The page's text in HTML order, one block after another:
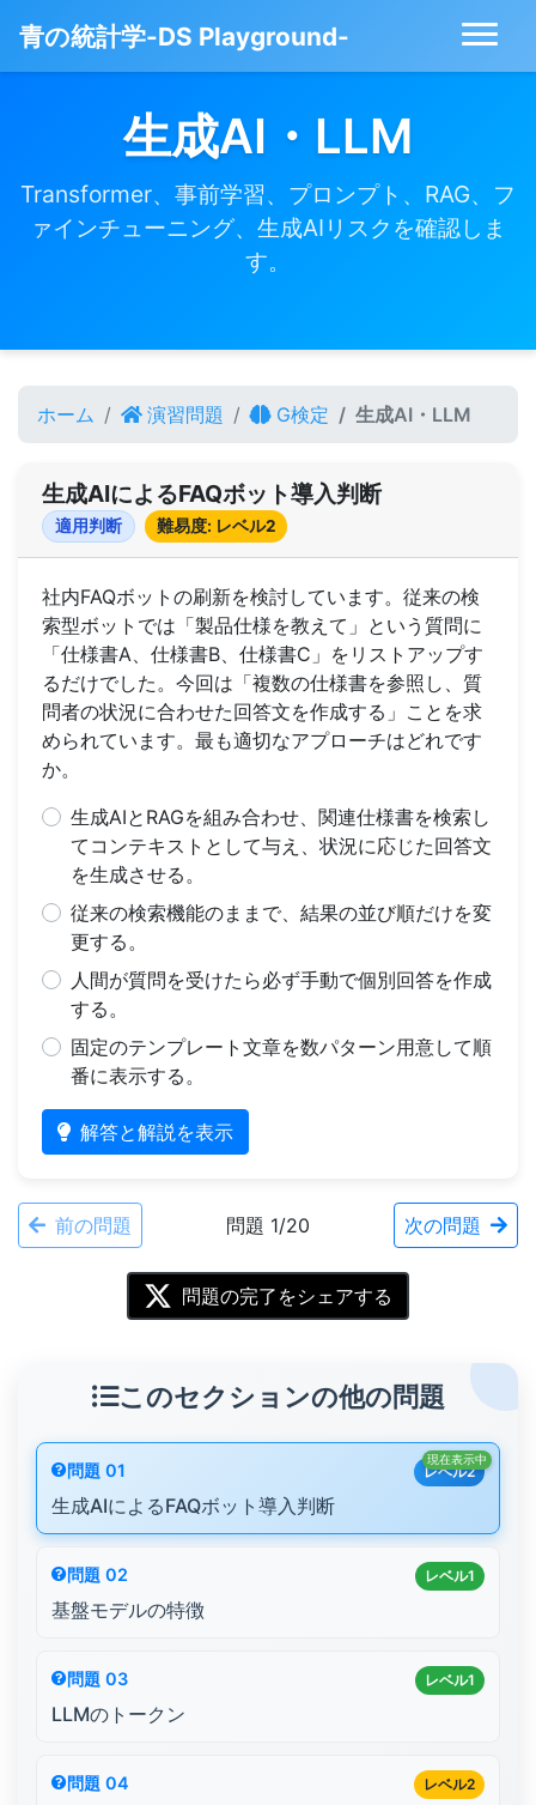
青の統計学-DS Playground-
生成AI・LLM
Transformer、事前学習、プロンプト、RAG、フ
ァインチューニング、生成AIリスクを確認しま
す。
ホーム 演習問題 G検定 生成AI・LLM
生成AIによるFAQボット導入判断
適用判断 難易度: レベル2
社内FAQボットの刷新を検討しています。従来の検
索型ボットでは「製品仕様を教えて」という質問に
「仕様書A、仕様書B、仕様書C」をリストアップす
るだけでした。今回は「複数の仕様書を参照し、質
問者の状況に合わせた回答文を作成する」ことを求
められています。最も適切なアプローチはどれです
か。
生成AIとRAGを組み合わせ、関連仕様書を検索し
てコンテキストとして与え、状況に応じた回答文
を生成させる。
従来の検索機能のままで、結果の並び順だけを変
更する。
人間が質問を受けたら必ず手動で個別回答を作成
する。
固定のテンプレート文章を数パターン用意して順
番に表示する。
解答と解説を表示
前の問題 問題 1/20 次の問題
問題の完了をシェアする
このセクションの他の問題
レベル2
問題 01
生成AIによるFAQボット導入判断
現在表示中
レベル1
問題 02
基盤モデルの特徴
レベル1
問題 03
LLMのトークン
レベル2
問題 04